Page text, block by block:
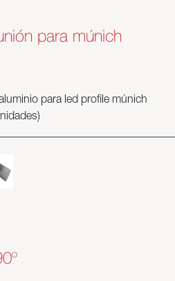
para múnich
para led profile múnich